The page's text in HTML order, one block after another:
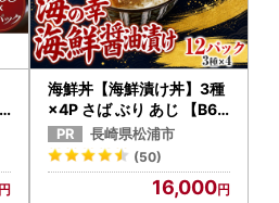
海鮮丼【海鮮漬け丼】3種
×4P さば ぶり あじ 【B6-
046】長崎県松浦市
(50)
16,000